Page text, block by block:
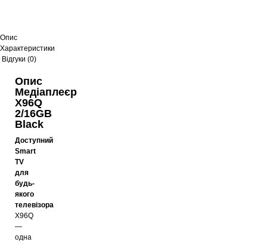
Опис
Характеристики
Відгуки (0)
Опис
Медіаплеєр
X96Q
2/16GB
Black
Доступний
Smart
TV
для
будь-
якого
телевізора
X96Q
—
одна